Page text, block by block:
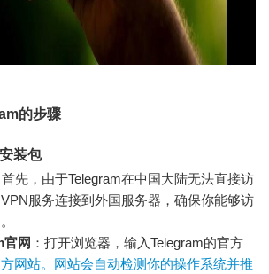
的步骤
装包
首先，由于Telegram在中国大陆无法直接访
服务连接到外国服务器，确保你能够访
官网 ：打开浏览器，输入Telegram的官方
方网站。网站会自动检测你的操作系统并推